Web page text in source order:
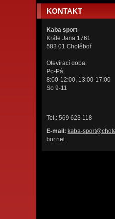
KONTAKT
Kaba sport
Krále Jana 1761
583 01 Chotěboř
Otevírací doba:
Po-Pá:
8:00-12:00, 13:00-17:00
So 9-11
Tel.: 569 623 118
E-mail: kaba-spo
bor.net